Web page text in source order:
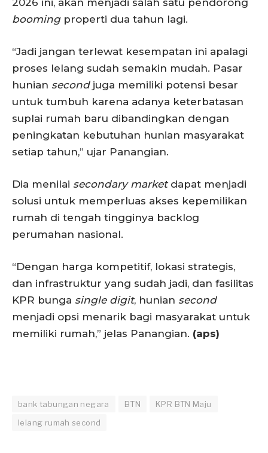
boomingproperti dua tahun lagi.
“Jadi jangan terlewat kesempatan ini apalagi
proses lelang sudah semakin mudah. Pasar
hunian secondjuga memiliki potensi besar
untuk tumbuh karena adanya keterbatasan
suplai rumah baru dibandingkan dengan
peningkatan kebutuhan hunian masyarakat
setiap tahun,” ujar Panangian.
Dia menilai secondary marketdapat menjadi
solusi untuk memperluas akses kepemilikan
rumah di tengah tingginya backlog
perumahan nasional.
“Dengan harga kompetitif, lokasi strategis,
dan infrastruktur yang sudah jadi, dan fasilitas
KPR bunga single digit, hunian second
menjadi opsi menarik bagi masyarakat untuk
memiliki rumah,” jelas Panangian. (aps)
bank tabungan negara BTN
KPR BTN Maju
lelang rumah second